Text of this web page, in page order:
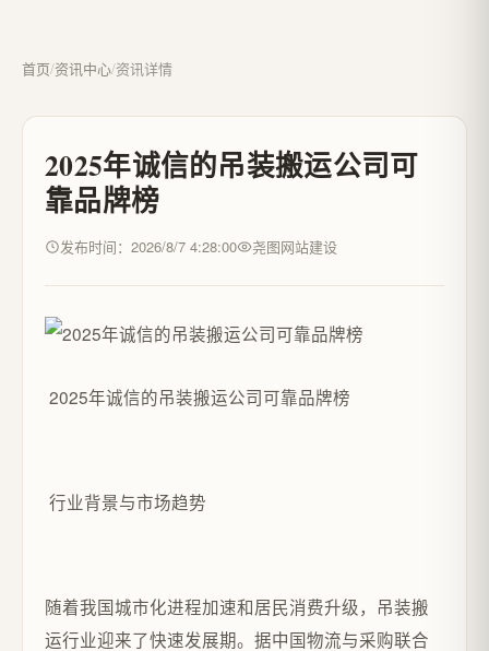
首页/资讯中心/资讯详情
2025年诚信的吊装搬运公司可
靠品牌榜
发布时间：2026/8/7 4:28:00 尧图网站建设
2025年诚信的吊装搬运公司可靠品牌榜
行业背景与市场趋势
随着我国城市化进程加速和居民消费升级，吊装搬
运行业迎来了快速发展期。据中国物流与采购联合